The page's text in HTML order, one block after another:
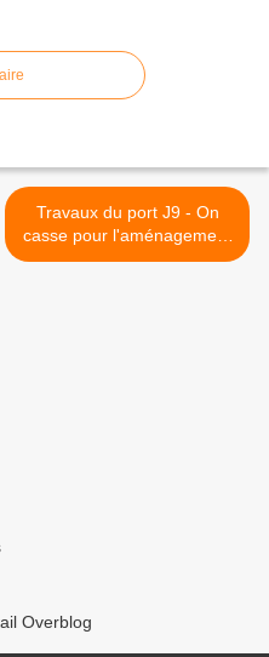
Travaux du port J9 - On
casse pour l'aménagement
paysager >
Overblog